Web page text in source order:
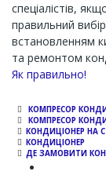
спеціалістів,
правильний
встановленням
та ремонтом
Як правильно!
КОМПРЕСОР
КОМПРЕСОР
КОНДИЦІОНЕР НА
КОНДИЦІОНЕР
ДЕ ЗАМОВИТИ